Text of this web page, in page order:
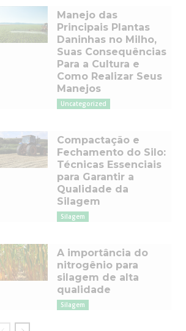
Manejo das
Principais Plantas
Daninhas no Milho,
Suas Consequências
Para a Cultura e
Como Realizar Seus
Manejos
Uncategorized
Compactação e
Fechamento do Silo:
Técnicas Essenciais
para Garantir a
Qualidade da
Silagem
Silagem
A importância do
nitrogênio para
silagem de alta
qualidade
Silagem